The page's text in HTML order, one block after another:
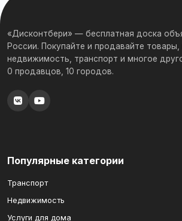
«Дисконтбери» — бесплатная доска
России. Покупайте и продавайте товары,
недвижимость, транспорт и многое
0 продавцов, 10 городов.
Популярные категории
Транспорт
Недвижимость
Услуги для дома